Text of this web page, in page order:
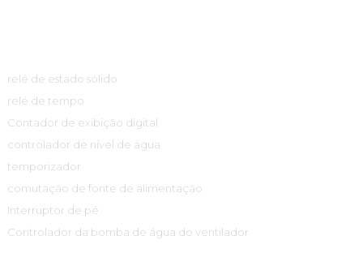
relé de estado sólido
relé de tempo
Contador de exibição digital
controlador de nível de água
temporizador
comutação de fonte de alimentação
Interruptor de pé
Controlador da bomba de água do ventilador